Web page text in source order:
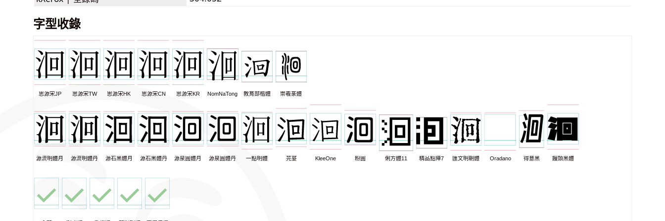
字型收錄
思源宋JP 思源宋TW 思源宋HK 思源宋CN 思源宋KR NomNaTong 教育部楷體 崇羲篆體
源流明體月 源流明體丹 源石黑體月 源石黑體丹 源泉圓體月 源泉圓體丹 一點明體 芫荽 KleeOne 粉圓 俐方體11 精品點陣7 匯文明朝體 Oradano 得意黑 饅頭黑體